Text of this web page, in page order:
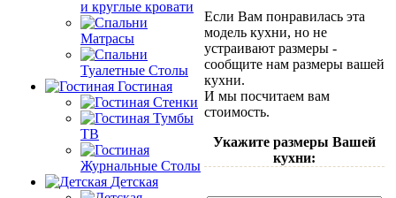
и круглые кровати
Матрасы
Туалетные Столы
Гостиная
Стенки
Тумбы
ТВ
Журнальные Столы
Детская
Если Вам понравилась эта
модель кухни, но не
устраивают размеры -
сообщите нам размеры вашей
кухни.
И мы посчитаем вам
стоимость.
Укажите размеры Вашей
кухни: